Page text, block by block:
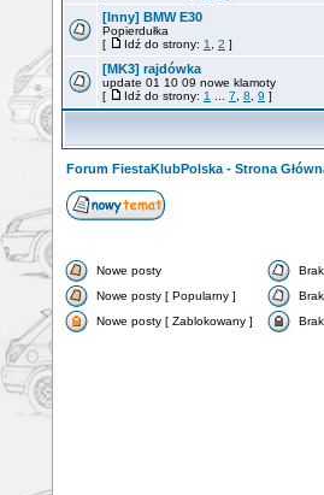
[Inny] BMW E30
Popierdułka
[
Idź do strony: 1 2 ]
[MK3] rajdówka
update 01 10 09 nowe klamoty
[
Idź do strony: 1 7 8 9 ]
Forum FiestaKlubPolska - Strona
Nowe posty
Nowe posty [ Popularny ]
Nowe posty [ Zablokowany ]